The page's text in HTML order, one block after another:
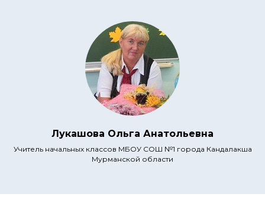
Лукашова Ольга Анатольевна
Учитель начальных классов МБОУ СОШ №1 города Кандалакша
Мурманской области